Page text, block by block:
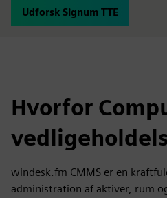
Udforsk Signum TTE
Hvorfor
windesk.fm CMMS er en
administration af aktiver, rum